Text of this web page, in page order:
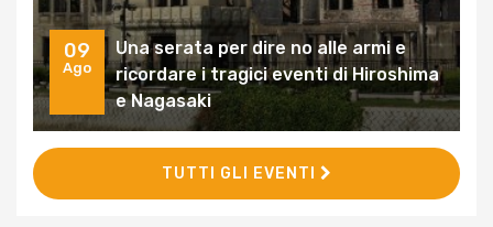
09
Ago
Una serata per dire no alle armi e
ricordare i tragici eventi di Hiroshima
e Nagasaki
TUTTI GLI EVENTI